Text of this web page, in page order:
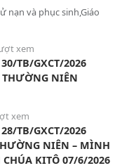
nạn và phục sinh,Giáo
xem
TB/GXCT/2026
NIÊN
xem
TB/GXCT/2026
NIÊN – MÌNH
KITÔ 07/6/2026